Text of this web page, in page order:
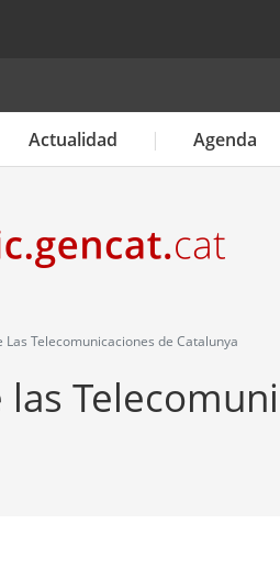
Actualidad Agenda
Las Telecomunicaciones de Catalunya
las